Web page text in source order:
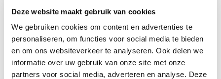
Deze website maakt gebruik van cookies
We gebruiken cookies om content en advertenties te
personaliseren, om functies voor social media te bieden
en om ons websiteverkeer te analyseren. Ook delen we
informatie over uw gebruik van onze site met onze
partners voor social media, adverteren en analyse. Deze
Anderen bekeken ook:
Vanaf
€250.000
Vanaf
€250.000
Vanaf
€250.000
Vanaf
€250.000